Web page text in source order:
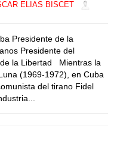
ELIAS BISCET
Presidente de la
Presidente del
la Libertad Mientras la
(1969-1972), en Cuba
del tirano Fidel